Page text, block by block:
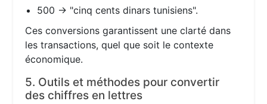
500 → "cinq cents dinars tunisiens".
Ces conversions garantissent une clarté dans
les transactions, quel que soit le contexte
économique.
5. Outils et méthodes pour convertir
des chiffres en lettres